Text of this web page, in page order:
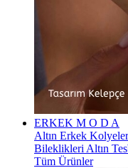
ERKEK M O D A
Altın Erkek
Bileklikleri Altın
Tüm Ürünler